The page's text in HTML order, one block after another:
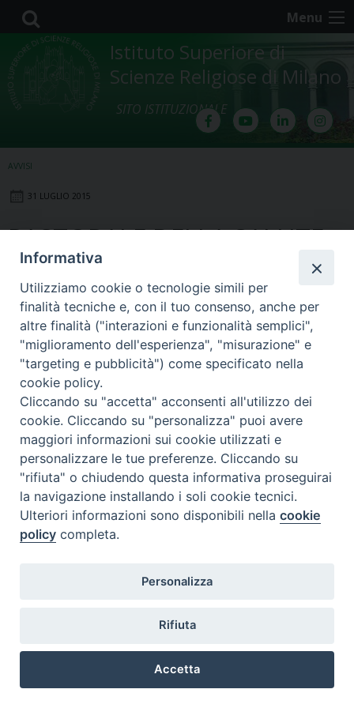
Skip
content
Menu
Istituto Superiore di
Scienze Religiose di Milano
SITO ISTITUZIONALE
AVVISI
31 LUGLIO 2015
PASTORALE DELLA SALUTE
Nuove iniziative di formazione: il
Biennio di Formazione in Pastorale
della Salute e l'evento di Formazione
Permenente.
Per saperne di piùclicca qui.
@2022 - Istituto Superiore di Scienze Religiose di Milano, via
Cavalieri del Santo Sepolcro 3 - Milano
Informativa
Utilizziamo cookie o tecnologie simili per
finalità tecniche e, con il tuo consenso, anche per
altre finalità ("interazioni e funzionalità semplici",
"miglioramento dell'esperienza", "misurazione" e
"targeting e pubblicità") come specificato nella
cookie policy.
Cliccando su "accetta" acconsenti all'utilizzo dei
cookie. Cliccando su "personalizza" puoi avere
maggiori informazioni sui cookie utilizzati e
personalizzare le tue preferenze. Cliccando su
"rifiuta" o chiudendo questa informativa proseguirai
la navigazione installando i soli cookie tecnici.
Ulteriori informazioni sono disponibili nellacookie
policy completa.
Personalizza
Rifiuta
Accetta